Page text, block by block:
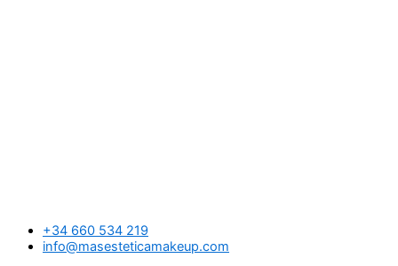
+34 660 534 219
info@masesteticamakeup.com